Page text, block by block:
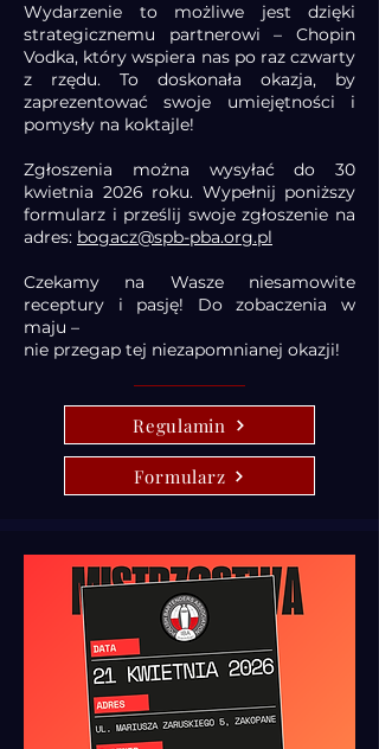
Wydarzenie to możliwe jest dzięki
strategicznemu partnerowi – Chopin
Vodka, który wspiera nas po raz czwarty
z rzędu. To doskonała okazja, by
zaprezentować swoje umiejętności i
pomysły na koktajle!
Zgłoszenia można wysyłać do 30
kwietnia 2026 roku. Wypełnij poniższy
formularz i prześlij swoje zgłoszenie na
adres: bogacz@spb-pba.org.pl
Czekamy na Wasze niesamowite
receptury i pasję! Do zobaczenia w
maju –
nie przegap tej niezapomnianej okazji!
Regulamin
Formularz